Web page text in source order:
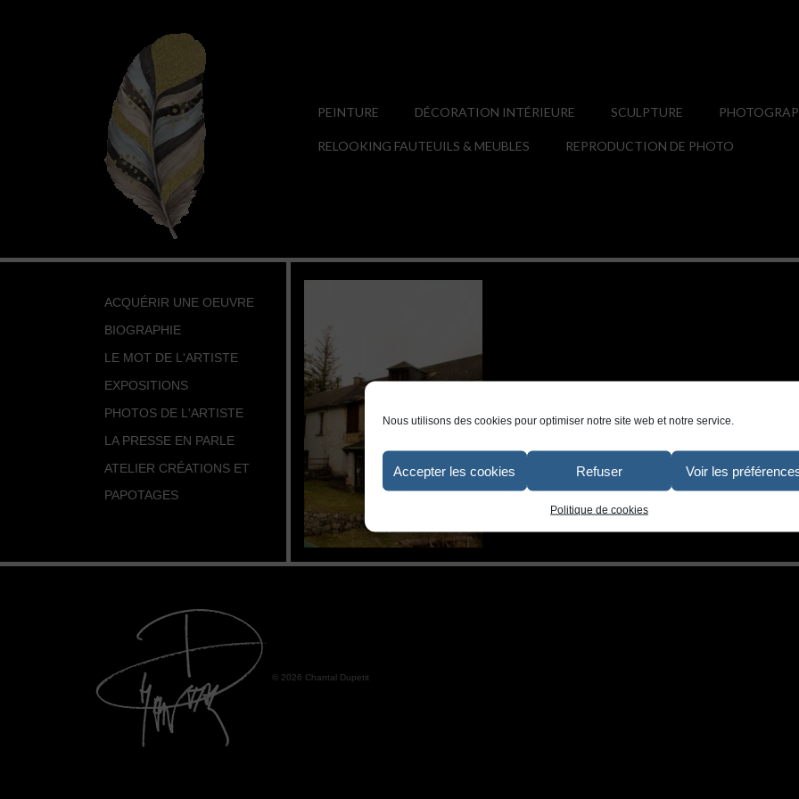
Nous utilisons des cookies pour optimiser notre site web et notre service.
Accepter les cookies Refuser Voir les
Politique de cookies
PEINTURE DÉCORATION INTÉRIEURE SCULPTURE
RELOOKING FAUTEUILS & MEUBLES REPRODUCTION DE PHOTO
ACQUÉRIR UNE OEUVRE
BIOGRAPHIE
LE MOT DE L'ARTISTE
EXPOSITIONS
PHOTOS DE L'ARTISTE
LA PRESSE EN PARLE
ATELIER CRÉATIONS ET
PAPOTAGES
© 2026 Chantal Dupetit